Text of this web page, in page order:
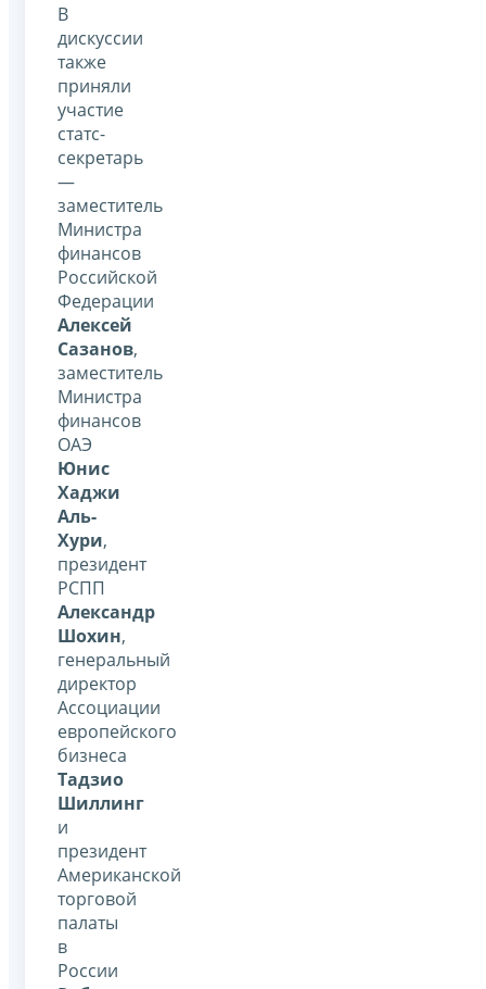
В
дискуссии
также
приняли
участие
статс-
секретарь
—
заместитель
Министра
финансов
Российской
Федерации
Алексей
Сазанов,
заместитель
Министра
финансов
ОАЭ
Юнис
Хаджи
Аль-
Хури,
президент
РСПП
Александр
Шохин,
генеральный
директор
Ассоциации
европейского
бизнеса
Тадзио
Шиллинг
и
президент
Американской
торговой
палаты
в
России